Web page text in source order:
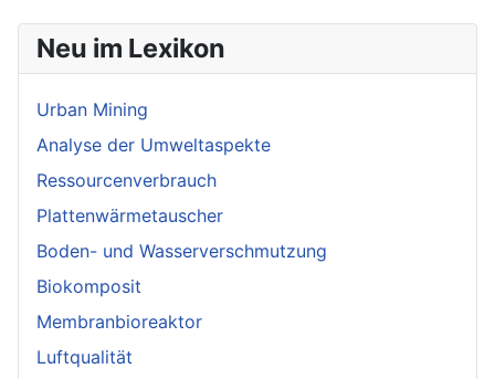
Neu im Lexikon
Urban Mining
Analyse der Umweltaspekte
Ressourcenverbrauch
Plattenwärmetauscher
Boden- und Wasserverschmutzung
Biokomposit
Membranbioreaktor
Luftqualität